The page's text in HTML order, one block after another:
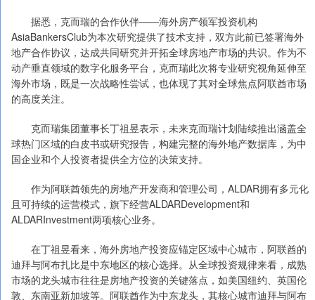
据悉，克而瑞的合作伙伴——海外房产领军投资机构
AsiaBankersClub为本次研究提供了技术支持，双方此前已签署海外
地产合作协议，达成共同研究并开拓全球房地产市场的共识。作为不
动产垂直领域的数字化服务平台，克而瑞此次将专业研究视角延伸至
海外市场，既是一次战略性尝试，也体现了其对全球焦点阿联酋市场
的高度关注。
克而瑞集团董事长丁祖昱表示，未来克而瑞计划陆续推出涵盖全
球热门区域的白皮书或研究报告，构建完整的海外地产数据库，为中
国企业和个人投资者提供全方位的决策支持。
作为阿联酋领先的房地产开发商和管理公司，ALDAR拥有多元化
且可持续的运营模式，旗下经营ALDARDevelopment和
ALDARInvestment两项核心业务。
在丁祖昱看来，海外房地产投资应锚定区域中心城市，阿联酋的
迪拜与阿布扎比是中东地区的核心选择。从全球投资规律来看，成熟
市场的龙头城市往往是房地产投资的关键落点，如美国纽约、英国伦
敦、东南亚新加坡等。阿联酋作为中东龙头，其核心城市迪拜与阿布